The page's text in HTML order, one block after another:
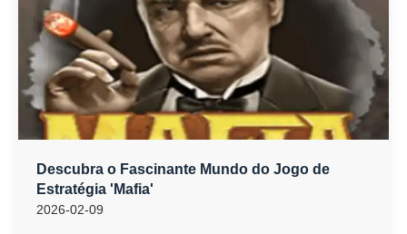
Descubra o Fascinante Mundo do Jogo de
Estratégia 'Mafia'
2026-02-09